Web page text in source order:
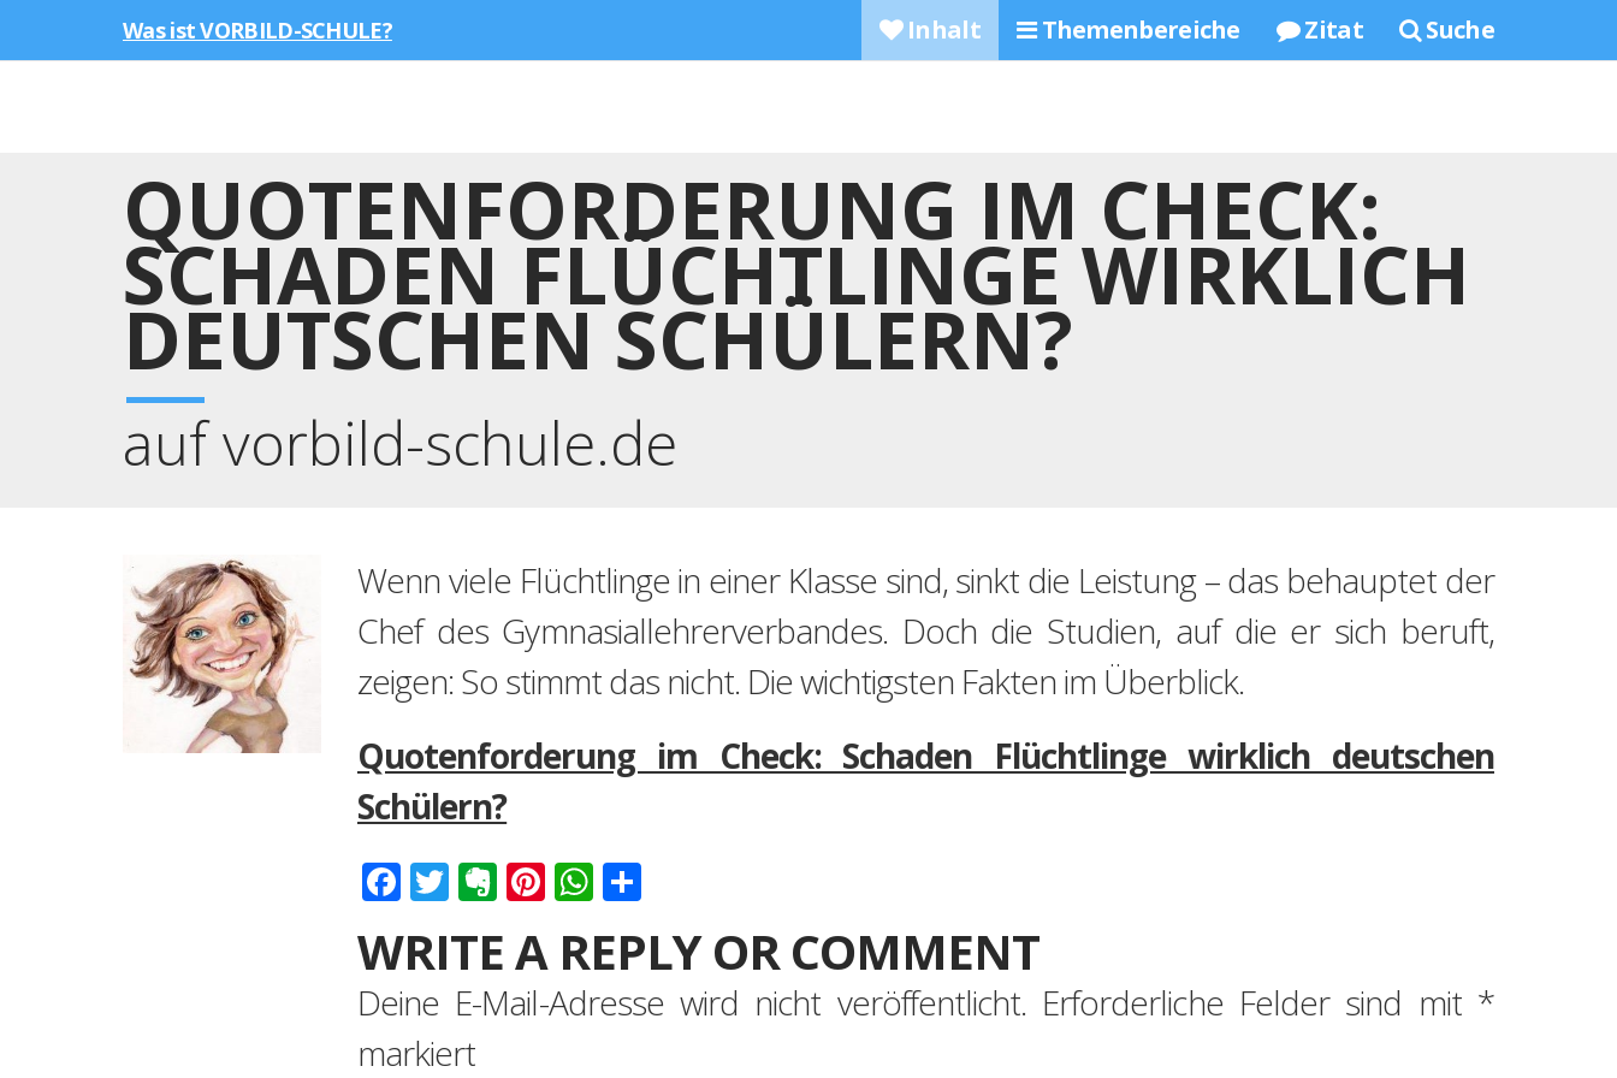
Was ist VORBILD-SCHULE? Inhalt Themenbereiche Zitat Suche
QUOTENFORDERUNG IM CHECK:
SCHADEN FLÜCHTLINGE WIRKLICH
DEUTSCHEN SCHÜLERN?
auf vorbild-schule.de
Wenn viele Flüchtlinge in einer Klasse sind, sinkt die Leistung – das behauptet der
Chef des Gymnasiallehrerverbandes. Doch die Studien, auf die er sich beruft,
zeigen: So stimmt das nicht. Die wichtigsten Fakten im Überblick.
Quotenforderung im Check: Schaden Flüchtlinge wirklich deutschen
Schülern?
Facebook
Twitter
Evernote
Pinterest
WhatsApp
WRITE A REPLY OR COMMENT
Deine E-Mail-Adresse wird nicht veröffentlicht. Erforderliche Felder sind mit *
markiert